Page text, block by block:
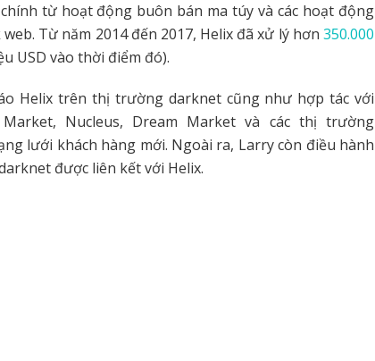
từ hoạt động buôn bán ma túy và các hoạt động
Từ năm 2014 đến 2017, Helix đã xử lý hơn 350.000
USD vào thời điểm đó).
Helix trên thị trường darknet cũng như hợp tác với
Nucleus, Dream Market và các thị trường
lưới khách hàng mới. Ngoài ra, Larry còn điều hành
được liên kết với Helix.